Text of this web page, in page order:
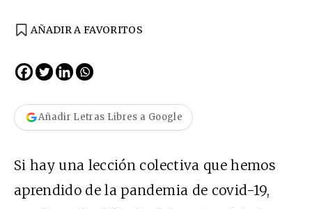
AÑADIR A FAVORITOS
Añadir Letras Libres a Google
Si hay una lección colectiva que hemos
aprendido de la pandemia de covid-19,